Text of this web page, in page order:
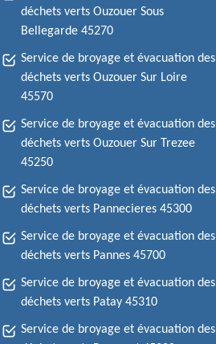
déchets verts Ouzouer Sous
Bellegarde 45270
Service de broyage et évacuation des
déchets verts Ouzouer Sur Loire
45570
Service de broyage et évacuation des
déchets verts Ouzouer Sur Trezee
45250
Service de broyage et évacuation des
déchets verts Pannecieres 45300
Service de broyage et évacuation des
déchets verts Pannes 45700
Service de broyage et évacuation des
déchets verts Patay 45310
Service de broyage et évacuation des